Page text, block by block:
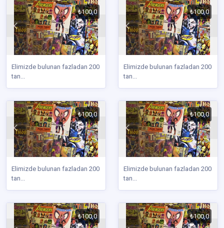
₺100,0
Elimizde bulunan fazladan 200
tan...
₺100,0
Elimizde bulunan fazladan 200
tan...
₺100,0
Elimizde bulunan fazladan 200
tan...
₺100,0
Elimizde bulunan fazladan 200
tan...
₺100,0 ₺100,0